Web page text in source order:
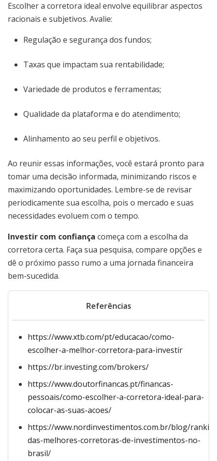
Escolher a corretora ideal envolve equilibrar aspectos
racionais e subjetivos. Avalie:
Regulação e segurança dos fundos;
Taxas que impactam sua rentabilidade;
Variedade de produtos e ferramentas;
Qualidade da plataforma e do atendimento;
Alinhamento ao seu perfil e objetivos.
Ao reunir essas informações, você estará pronto para
tomar uma decisão informada, minimizando riscos e
maximizando oportunidades. Lembre-se de revisar
periodicamente sua escolha, pois o mercado e suas
necessidades evoluem com o tempo.
Investir com confiança começa com a escolha da
corretora certa. Faça sua pesquisa, compare opções e
dê o próximo passo rumo a uma jornada financeira
bem-sucedida.
Referências
https://www.xtb.com/pt/educacao/como-
escolher-a-melhor-corretora-para-investir
https://br.investing.com/brokers/
https://www.doutorfinancas.pt/financas-
pessoais/como-escolher-a-corretora-ideal-para-
colocar-as-suas-acoes/
https://www.nordinvestimentos.com.br/blog/
das-melhores-corretoras-de-investimentos-no-
brasil/